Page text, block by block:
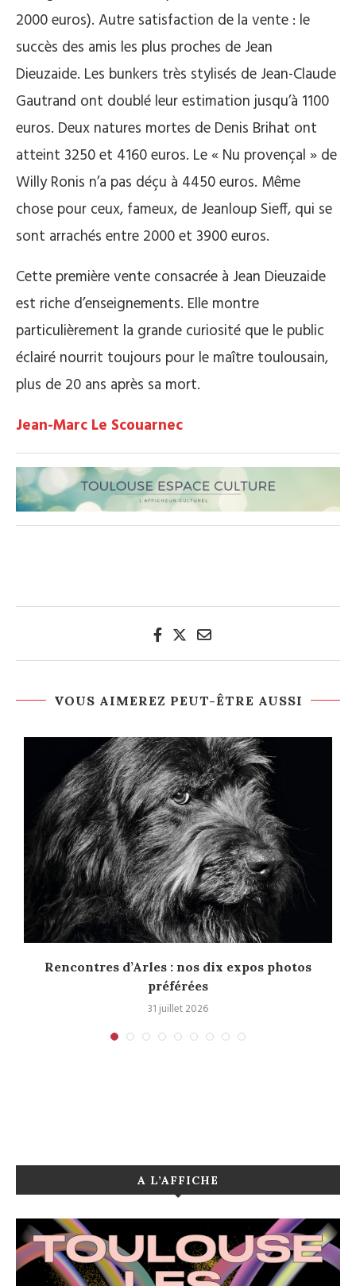
2000 euros). Autre satisfaction de la vente : le
succès des amis les plus proches de Jean
Dieuzaide. Les bunkers très stylisés de Jean-Claude
Gautrand ont doublé leur estimation jusqu’à 1100
euros. Deux natures mortes de Denis Brihat ont
atteint 3250 et 4160 euros. Le « Nu provençal » de
Willy Ronis n’a pas déçu à 4450 euros. Même
chose pour ceux, fameux, de Jeanloup Sieff, qui se
sont arrachés entre 2000 et 3900 euros.
Cette première vente consacrée à Jean Dieuzaide
est riche d’enseignements. Elle montre
particulièrement la grande curiosité que le public
éclairé nourrit toujours pour le maître toulousain,
plus de 20 ans après sa mort.
Jean-Marc Le Scouarnec
VOUS AIMEREZ PEUT-ÊTRE AUSSI
Rencontres d’Arles : nos dix expos photos
préférées
31 juillet 2026
A L’AFFICHE